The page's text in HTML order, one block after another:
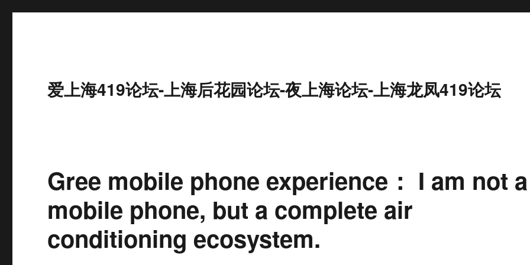
爱上海419论坛-上海后花园论坛-夜上海论坛-上海龙凤419论坛
Gree mobile phone experience： I am not a
mobile phone, but a complete air
conditioning ecosystem.